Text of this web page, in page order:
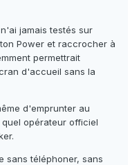
jamais testés sur
Power et raccrocher à
permettrait
d'accueil sans la
d'emprunter au
opérateur officiel
sans téléphoner, sans